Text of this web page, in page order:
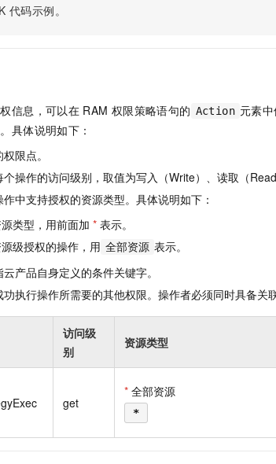
代码示例。
信息，可以在 RAM 权限策略语句的 Action 元素
具体说明如下：
限点。
操作的访问级别，取值为写入（Write）、读取（Read
中支持授权的资源类型。具体说明如下：
类型，用前面加 * 表示。
级授权的操作，用 全部资源 表示。
产品自身定义的条件关键字。
执行操作所需要的其他权限。操作者必须同时具备关
访问级
别
资源类型
get
* 全部资源
*
模型效果
新一代 AI 视频生成模型，深度适配广告营销等场景
大模型服务平台百炼-智能体
灵活可视化地构建企业级 Agent
AI Native 的算法工程平台，一站式完成建模、训练、推理服务部署
应用
依托云原生高可用架构,实现Dify私有化部署 用1%尺寸在特定领域达到大模型90%以上效果
即刻拥有 DeepSeek-R1 满血版
舰版）
400电话